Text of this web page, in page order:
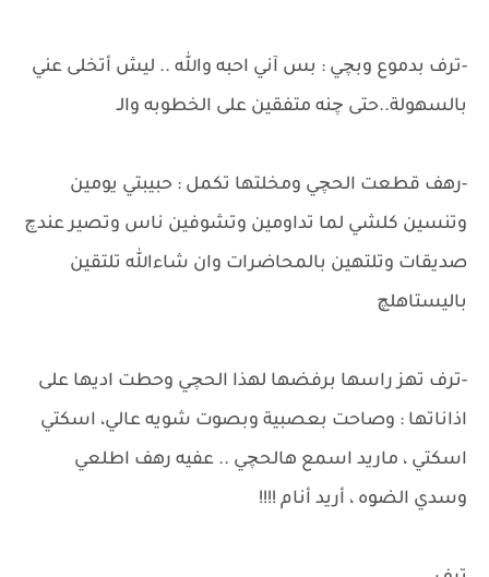
-ترف بدموع وبچي : بس آني احبه والله .. ليش أتخلى عني
بالسهولة..حتى چنه متفقين على الخطوبه والـ
-رهف قطعت الحچي ومخلتها تكمل : حبيبتي يومين
وتنسين كلشي لما تداومين وتشوفين ناس وتصير عندچ
صديقات وتلتهين بالمحاضرات وان شاءالله تلتقين
باليستاهلچ
-ترف تهز راسها برفضها لهذا الحچي وحطت اديها على
اذاناتها : وصاحت بعصبية وبصوت شويه عالي، اسكتي
اسكتي ، ماريد اسمع هالحچي .. عفيه رهف اطلعي
وسدي الضوه ، أريد أنام !!!!